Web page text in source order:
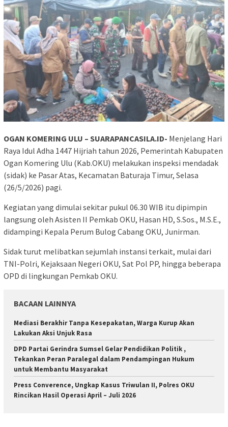
OGAN KOMERING ULU – SUARAPANCASILA.ID- Menjelang Hari
Raya Idul Adha 1447 Hijriah tahun 2026, Pemerintah Kabupaten
Ogan Komering Ulu (Kab.OKU) melakukan inspeksi mendadak
(sidak) ke Pasar Atas, Kecamatan Baturaja Timur, Selasa
(26/5/2026) pagi.
Kegiatan yang dimulai sekitar pukul 06.30 WIB itu dipimpin
langsung oleh Asisten II Pemkab OKU, Hasan HD, S.Sos., M.S.E.,
didampingi Kepala Perum Bulog Cabang OKU, Junirman.
Sidak turut melibatkan sejumlah instansi terkait, mulai dari
TNI-Polri, Kejaksaan Negeri OKU, Sat Pol PP, hingga beberapa
OPD di lingkungan Pemkab OKU.
BACAAN LAINNYA
Mediasi Berakhir Tanpa Kesepakatan, Warga Kurup Akan
Lakukan Aksi Unjuk Rasa
DPD Partai Gerindra Sumsel Gelar Pendidikan Politik ,
Tekankan Peran Paralegal dalam Pendampingan Hukum
untuk Membantu Masyarakat
Press Converence, Ungkap Kasus Triwulan II, Polres OKU
Rincikan Hasil Operasi April – Juli 2026